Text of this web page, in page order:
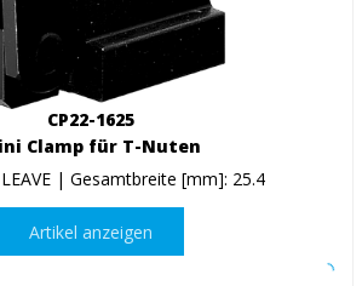
CP22-1625
Clamp für T-Nuten
| Gesamtbreite [mm]: 25.4
Artikel anzeigen